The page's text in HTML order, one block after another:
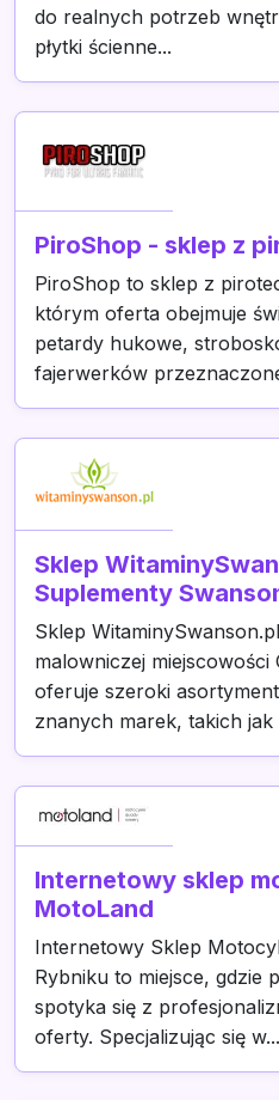
do realnych potrzeb
płytki ścienne...
PiroShop - sklep z
PiroShop to sklep z
którym oferta obejmuje
petardy hukowe,
fajerwerków
Sklep
Suplementy
Sklep
malowniczej miejscowości
oferuje szeroki
znanych marek, takich jak
Internetowy sklep
MotoLand
Internetowy Sklep
Rybniku to miejsce, gdzie
spotyka się z
oferty. Specjalizując się w...